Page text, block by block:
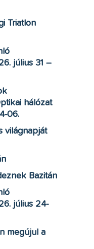
Triatlon
július 31 –
hálózat
06.
világnapját
Bazitán
július 24-
megújul a